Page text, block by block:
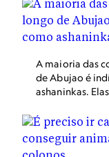
A maioria das
de Abujao é
ashaninkas.
intensifique